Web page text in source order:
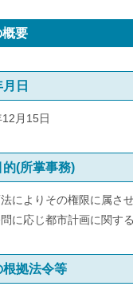
クル・環
スポーツ
都市計画
土木
要
日
月15日
的(所掌事務)
によりその権限に属さ
に応じ都市計画に関す
根拠法令等